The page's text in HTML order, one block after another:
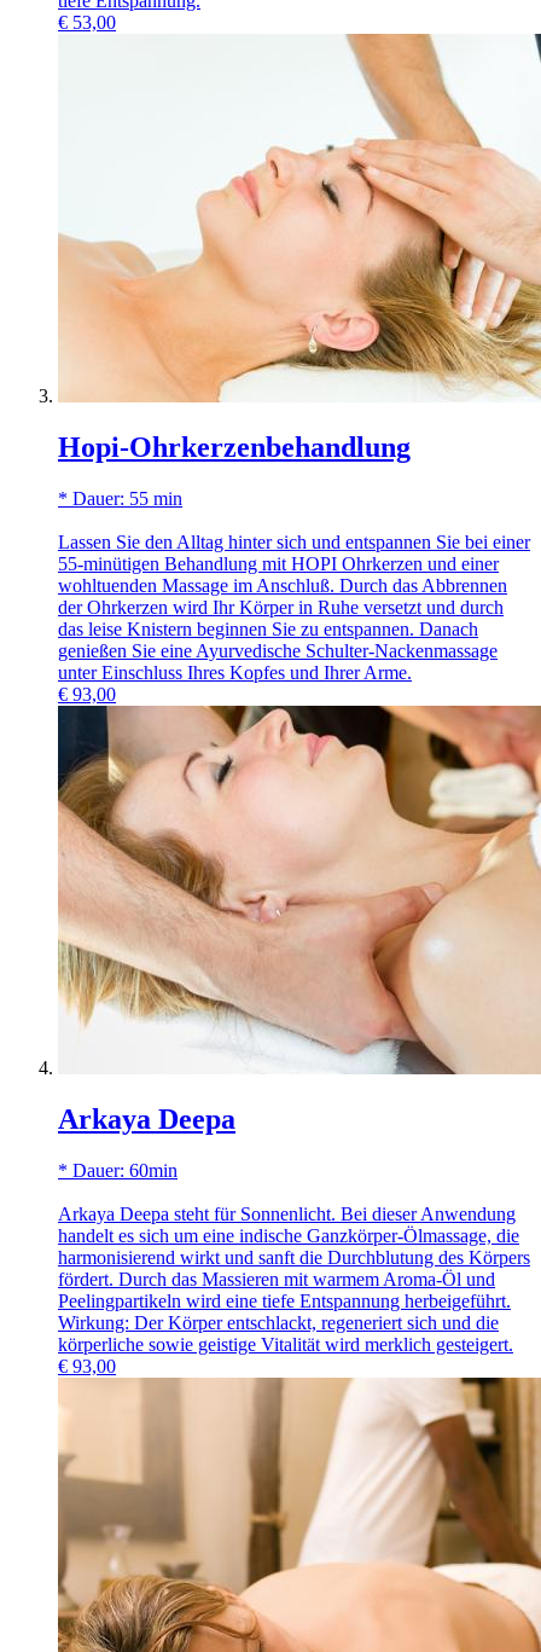
€ 53,00
Hopi-Ohrkerzenbehandlung
* Dauer: 55 min
Lassen Sie den Alltag hinter sich und entspannen Sie bei einer
55-minütigen Behandlung mit HOPI Ohrkerzen und einer
wohltuenden Massage im Anschluß. Durch das Abbrennen
der Ohrkerzen wird Ihr Körper in Ruhe versetzt und durch
das leise Knistern beginnen Sie zu entspannen. Danach
genießen Sie eine Ayurvedische Schulter-Nackenmassage
unter Einschluss Ihres Kopfes und Ihrer Arme.
€ 93,00
Arkaya Deepa
* Dauer: 60min
Arkaya Deepa steht für Sonnenlicht. Bei dieser Anwendung
handelt es sich um eine indische Ganzkörper-Ölmassage, die
harmonisierend wirkt und sanft die Durchblutung des Körpers
fördert. Durch das Massieren mit warmem Aroma-Öl und
Peelingpartikeln wird eine tiefe Entspannung herbeigeführt.
Wirkung: Der Körper entschlackt, regeneriert sich und die
körperliche sowie geistige Vitalität wird merklich gesteigert.
€ 93,00